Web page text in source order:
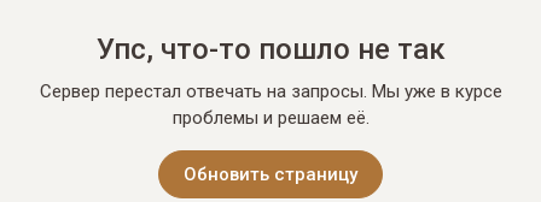
Упс, что-то пошло не так
Сервер перестал отвечать на запросы. Мы уже в курсе
проблемы и решаем её.
Обновить страницу